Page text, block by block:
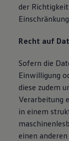
der
Recht auf
Sofern die
Einwilligung
diese zudem
Verarbeitung
in einem
einen